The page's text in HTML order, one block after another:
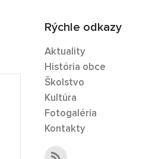
Rýchle odkazy
Aktuality
História obce
Školstvo
Kultúra
Fotogaléria
Kontakty